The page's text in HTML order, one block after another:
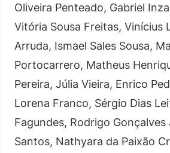
Oliveira Penteado, Gabriel
Vitória Sousa Freitas, Vinícius
Arruda, Ismael Sales Sousa,
Portocarrero, Matheus
Pereira, Júlia Vieira, Enrico
Lorena Franco, Sérgio Dias
Fagundes, Rodrigo Gonçalves
Santos, Nathyara da Paixão